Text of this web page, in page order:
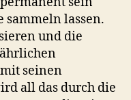
sammeln lassen.
und die
seinen
all das durch die